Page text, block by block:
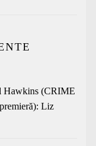
Hawkins (CRIME
Liz